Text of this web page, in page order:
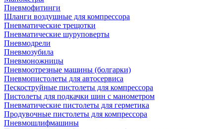
Пневмофитинги
Шланги воздушные для компрессора
Пневматические трещотки
Пневматические шуруповерты
Пневмодрели
Пневмозубила
Пневмоножницы
Пневмоотрезные машины (болгарки)
Пневмопистолеты для автосервиса
Пескоструйные пистолеты для компрессора
Пистолеты для подкачки шин с манометром
Пневматические пистолеты для герметика
Продувочные пистолеты для компрессора
Пневмошлифмашины